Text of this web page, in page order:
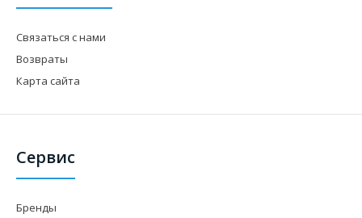
Связаться с нами
Возвраты
Карта сайта
Сервис
Бренды